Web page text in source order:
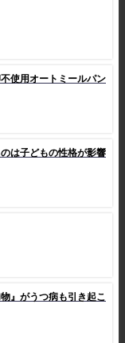
使用オートミールパン
は子どもの性格が影響
』がうつ病も引き起こ